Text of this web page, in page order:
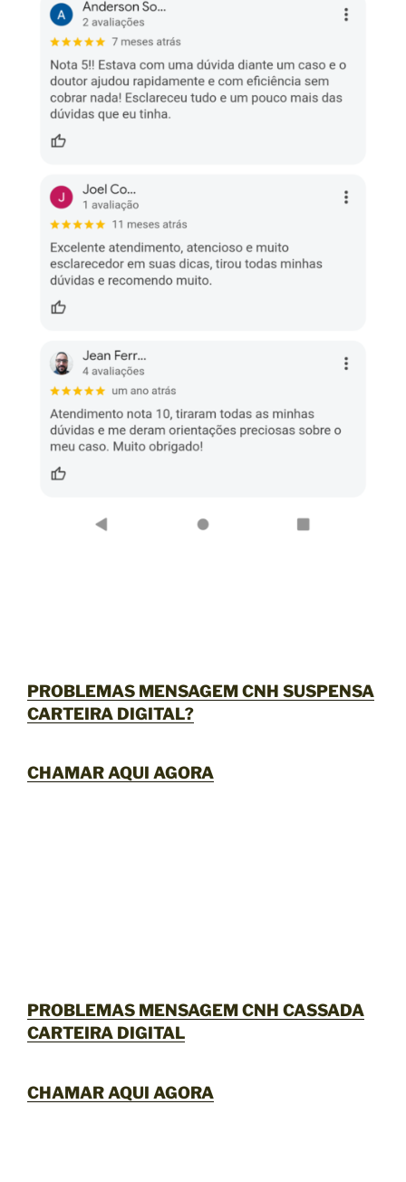
PROBLEMAS MENSAGEM CNH SUSPENSA
CARTEIRA DIGITAL?
CHAMAR AQUI AGORA
PROBLEMAS MENSAGEM CNH CASSADA
CARTEIRA DIGITAL
CHAMAR AQUI AGORA